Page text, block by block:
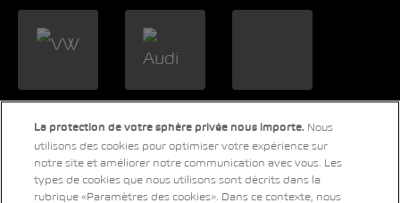
La protection de votre sphère privée nous importe. Nous
utilisons des cookies pour optimiser votre expérience sur
notre site et améliorer notre communication avec vous. Les
types de cookies que nous utilisons sont décrits dans la
rubrique «Paramètres des cookies». Dans ce contexte, nous